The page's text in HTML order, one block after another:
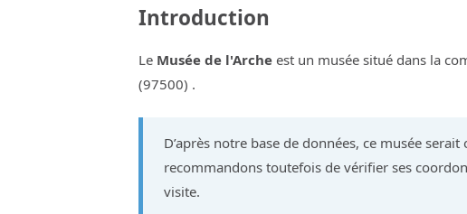
Introduction
Le Musée de l'Arche est un musée situé dans la
(97500) .
D’après notre base de données, ce musée
recommandons toutefois de vérifier ses
visite.